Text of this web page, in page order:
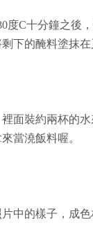
度C十分鐘之後
下的醃料塗抹在
面裝約兩杯的水
當澆飯料喔。
中的樣子，成